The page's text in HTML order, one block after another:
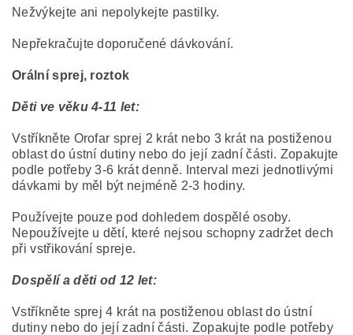
Nežvýkejte ani nepolykejte pastilky.
Nepřekračujte doporučené dávkování.
Orální sprej, roztok
Děti ve věku 4-11 let:
Vstříkněte Orofar sprej 2 krát nebo 3 krát na postiženou
oblast do ústní dutiny nebo do její zadní části. Zopakujte
podle potřeby 3-6 krát denně. Interval mezi jednotlivými
dávkami by měl být nejméně 2-3 hodiny.
Používejte pouze pod dohledem dospělé osoby.
Nepoužívejte u dětí, které nejsou schopny zadržet dech
při vstřikování spreje.
Dospělí a děti od 12 let:
Vstříkněte sprej 4 krát na postiženou oblast do ústní
dutiny nebo do její zadní části. Zopakujte podle potřeby